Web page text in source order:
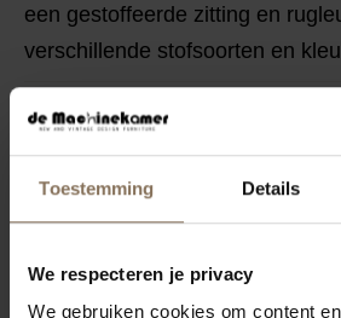
Toestemming Details
We respecteren je privacy
We gebruiken cookies om content
een gestoffeerde zitting en
verschillende stofsoorten en
KENMERKEN
VERPAKKING & MONTAGE